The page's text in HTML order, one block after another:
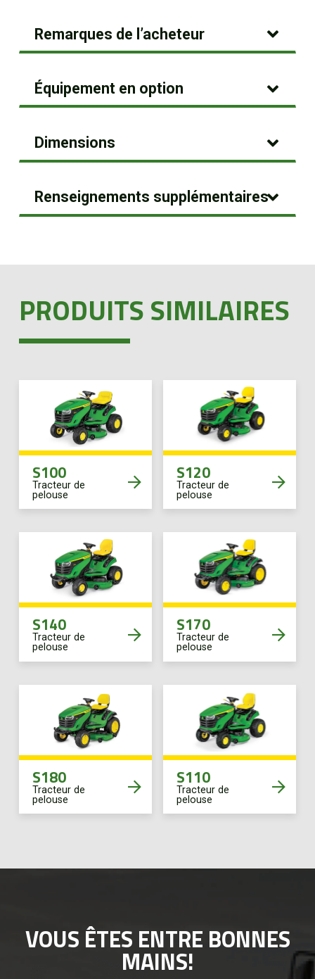
Remarques de l’acheteur
Équipement en option
Dimensions
Renseignements supplémentaires
PRODUITS SIMILAIRES
S100
Tracteur de
pelouse
S120
Tracteur de
pelouse
S140
Tracteur de
pelouse
S170
Tracteur de
pelouse
S180
Tracteur de
pelouse
S110
Tracteur de
pelouse
VOUS ÊTES ENTRE BONNES
MAINS!